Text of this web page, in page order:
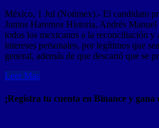
México, 1 Jul (Notimex).- El candidato
Juntos Haremos Historia, Andrés
todos los mexicanos a la reconciliación y
intereses personales, por legítimos que
general, además de que descartó que se
Leer Mas
¡Registra tu cuenta en Binance y gana